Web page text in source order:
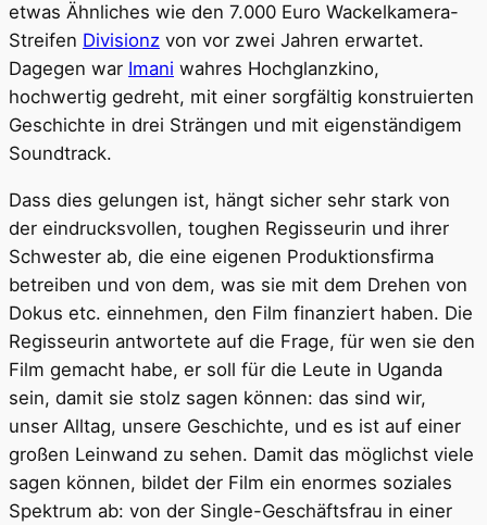
etwas Ähnliches wie den 7.000 Euro Wackelkamera-
Streifen Divisionz von vor zwei Jahren erwartet.
Dagegen war Imani wahres Hochglanzkino,
hochwertig gedreht, mit einer sorgfältig konstruierten
Geschichte in drei Strängen und mit eigenständigem
Soundtrack.
Dass dies gelungen ist, hängt sicher sehr stark von
der eindrucksvollen, toughen Regisseurin und ihrer
Schwester ab, die eine eigenen Produktionsfirma
betreiben und von dem, was sie mit dem Drehen von
Dokus etc. einnehmen, den Film finanziert haben. Die
Regisseurin antwortete auf die Frage, für wen sie den
Film gemacht habe, er soll für die Leute in Uganda
sein, damit sie stolz sagen können: das sind wir,
unser Alltag, unsere Geschichte, und es ist auf einer
großen Leinwand zu sehen. Damit das möglichst viele
sagen können, bildet der Film ein enormes soziales
Spektrum ab: von der Single-Geschäftsfrau in einer